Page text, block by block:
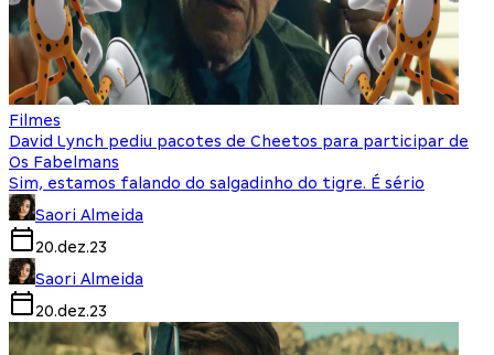
Filmes
David Lynch pediu pacotes de Cheetos para participar de
Os Fabelmans
Sim, estamos falando do salgadinho do tigre. É sério
Saori Almeida
20.dez.23
Saori Almeida
20.dez.23